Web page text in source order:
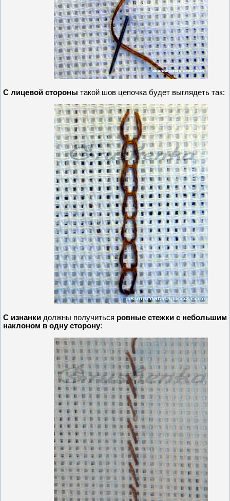
С лицевой стороны такой шов цепочка будет выглядеть так:
С изнанки должны получиться ровные стежки с небольшим
наклоном в одну сторону: